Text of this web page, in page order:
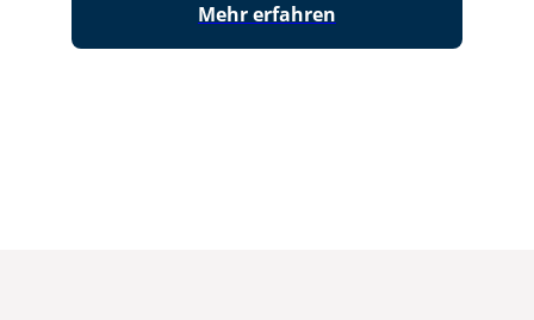
Mehr erfahren